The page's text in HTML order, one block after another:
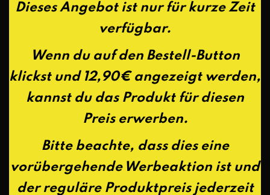
Dieses Angebot ist nur für kurze Zeit
verfügbar.
Wenn du auf den Bestell-Button
klickst und 12,90€ angezeigt werden,
kannst du das Produkt für diesen
Preis erwerben.
Bitte beachte, dass dies eine
vorübergehende Werbeaktion ist und
der reguläre Produktpreis jederzeit